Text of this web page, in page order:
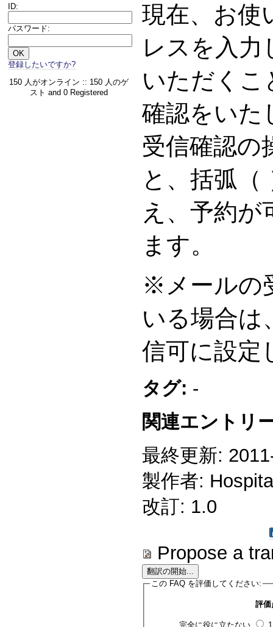
ID:
パスワード:
登録したいですか?
150 人がオンライン :: 150 人のゲ
スト and 0 Registered
現在、お使
レスを入力
いただくこ
確認をいた
受信確認の
と、括弧（
え、予約が
ます。
※メールの
いる場合は
信可に設定
タグ: -
関連エントリ
最終更新:
製作者:
改訂: 1.0
Propose a
この FAQ を評価してください:
評価
完全に役に立たない